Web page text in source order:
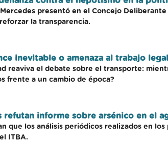
presentó en el Concejo
la transparencia.
inevitable o amenaza al trabajo
reaviva el debate sobre el transporte:
frente a un cambio de época?
informe sobre arsénico en el
que los análisis periódicos realizados en
ITBA.